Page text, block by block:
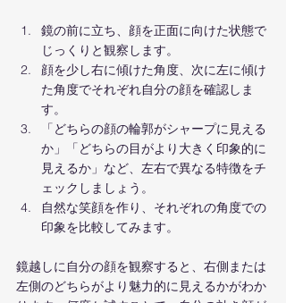
鏡の前に立ち、顔を正面に向けた状態で
じっくりと観察します。
顔を少し右に傾けた角度、次に左に傾け
た角度でそれぞれ自分の顔を確認しま
す。
「どちらの顔の輪郭がシャープに見える
か」「どちらの目がより大きく印象的に
見えるか」など、左右で異なる特徴をチ
ェックしましょう。
自然な笑顔を作り、それぞれの角度での
印象を比較してみます。
鏡越しに自分の顔を観察すると、右側または
左側のどちらがより魅力的に見えるかがわか